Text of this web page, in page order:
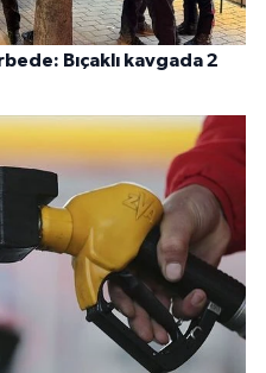
Bıçaklı kavgada 2